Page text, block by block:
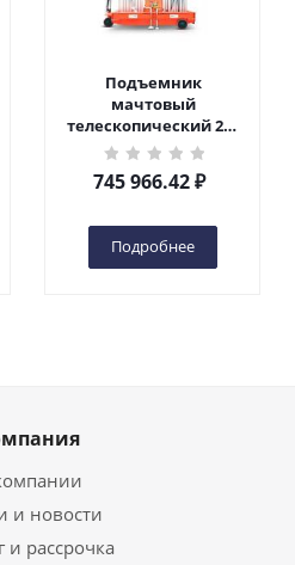
Подъемник
мачтовый
телескопический 200
кг 10 м TOR GTWY10-
200S DC 2-мачтовый
(автономный) (N) в
745 966.42₽
Подробнее
и новости
и рассрочка